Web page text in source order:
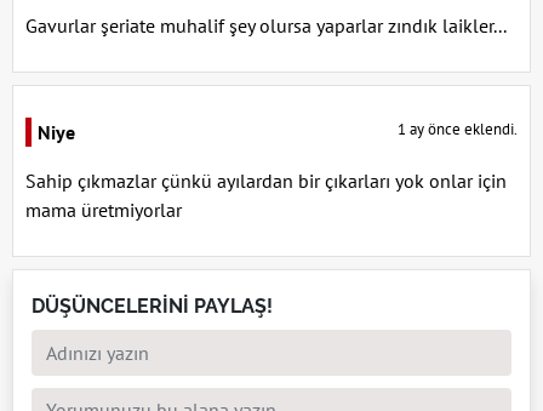
Gavurlar şeriate muhalif şey olursa yaparlar zındık laikler...
Niye 1 ay önce eklendi.
Sahip çıkmazlar çünkü ayılardan bir çıkarları yok onlar için
mama üretmiyorlar
DÜŞÜNCELERİNİ PAYLAŞ!